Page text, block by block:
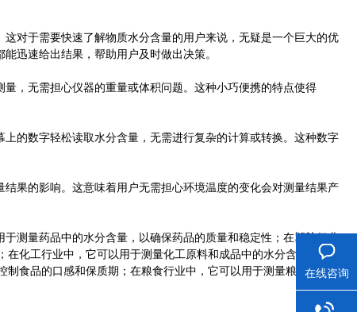
对于需要快速了解物质水分含量的用户来说，无疑是一个巨大的优
迅速给出结果，帮助用户及时做出决策。
，无需担心仪器的重量或体积问题。这种小巧便携的特点使得
的数字轻松读取水分含量，无需进行复杂的计算或转换。这种数字
果的影响。这意味着用户无需担心环境温度的变化会对测量结果产
测量药品中的水分含量，以确保药品的质量和稳定性；在塑胶行业
化工行业中，它可以用于测量化工原料和成品中的水分含量，以
食品的口感和保质期；在粮食行业中，它可以用于测量粮食中的
在线咨询